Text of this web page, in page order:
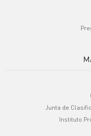
Junta de
Instituto